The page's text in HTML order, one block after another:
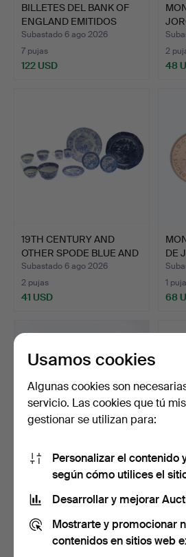
BILLETES DEL BANK OF
ENGLAND EMITIDOS
BAJO…
Subastado 6 ago 2026
7 pujas
122 USD
2
48
19TH CENTURY AND
OTHER SPODE BLUE AND
WHIT…
Subastado 6 ago 2026
2 pujas
41 USD
DE
1 puja
68
PAREJA DE APLIQUES
ITALIANOS MAZZEGA
MURAN…
Subastado 6 ago 2026
216 USD
5
88
Usamos cookies
Algunas cookies son
servicio. Las cookies que tú
gestionar se utilizan para:
Personalizar el contenido
según cómo utilices el
Desarrollar y mejorar
Mostrarte y promocionar
contenidos en sitios web